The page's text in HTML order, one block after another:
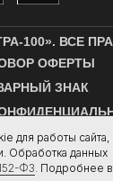
для работы сайта,
Обработка данных
ФЗ. Подробнее в